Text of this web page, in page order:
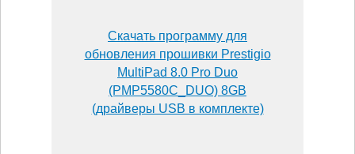
Скачать программу для
обновления прошивки Prestigio
MultiPad 8.0 Pro Duo
(PMP5580C_DUO) 8GB
(драйверы USB в комплекте)